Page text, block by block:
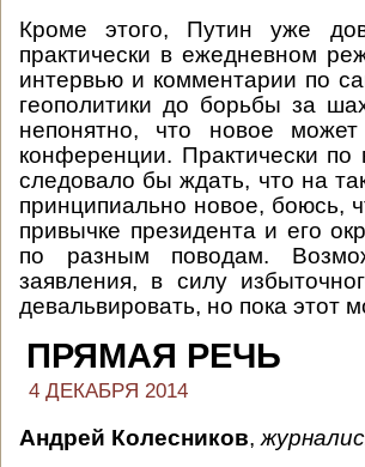
Кроме этого, Путин уже
практически в ежедневном
интервью и комментарии по
геополитики до борьбы за
непонятно, что новое
конференции. Практически
следовало бы ждать, что на
принципиально новое, боюсь,
привычке президента и его
по разным поводам.
заявления, в силу
девальвировать, но пока этот
ПРЯМАЯ РЕЧЬ
4 ДЕКАБРЯ 2014
Андрей Колесников,